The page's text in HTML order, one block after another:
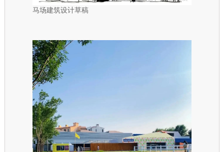
马场建筑设计草稿